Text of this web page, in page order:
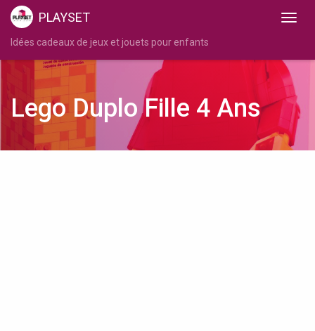
PLAYSET
Idées cadeaux de jeux et jouets pour enfants
Lego Duplo Fille 4 Ans